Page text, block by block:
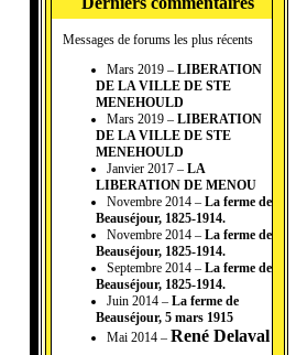
Messages de forums les plus récents
Mars 2019 – LIBERATION
DE LA VILLE DE STE
MENEHOULD
Mars 2019 – LIBERATION
DE LA VILLE DE STE
MENEHOULD
Janvier 2017 – LA
LIBERATION DE MENOU
Novembre 2014 – La ferme de
Beauséjour, 1825-1914.
Novembre 2014 – La ferme de
Beauséjour, 1825-1914.
Septembre 2014 – La ferme de
Beauséjour, 1825-1914.
Juin 2014 – La ferme de
Beauséjour, 5 mars 1915
Mai 2014 – René Delaval